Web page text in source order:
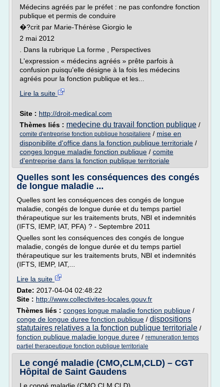
Médecins agréés par le préfet : ne pas confondre fonction
publique et permis de conduire
�?crit par Marie-Thérèse Giorgio le
2 mai 2012
. Dans la rubrique La forme , Perspectives
L'expression « médecins agréés » prête parfois à
confusion puisqu'elle désigne à la fois les médecins
agréés pour la fonction publique et les...
Lire la suite
Site : http://droit-medical.com
Thèmes liés : medecine du travail fonction publique /
comite d'entreprise fonction publique hospitaliere / mise en
disponibilite d'office dans la fonction publique territoriale /
conges longue maladie fonction publique / comite
d'entreprise dans la fonction publique territoriale
Quelles sont les conséquences des congés
de longue maladie ...
Quelles sont les conséquences des congés de longue
maladie, congés de longue durée et du temps partiel
thérapeutique sur les traitements bruts, NBI et indemnités
(IFTS, IEMP, IAT, PFA) ? - Septembre 2011
Quelles sont les conséquences des congés de longue
maladie, congés de longue durée et du temps partiel
thérapeutique sur les traitements bruts, NBI et indemnités
(IFTS, IEMP, IAT,...
Lire la suite
Date: 2017-04-04 02:48:22
Site : http://www.collectivites-locales.gouv.fr
Thèmes liés : conges longue maladie fonction publique /
conge de longue duree fonction publique / dispositions
statutaires relatives a la fonction publique territoriale /
fonction publique maladie longue duree / remuneration temps
partiel therapeutique fonction publique territoriale
Le congé maladie (CMO,CLM,CLD) – CGT
Hôpital de Saint Gaudens